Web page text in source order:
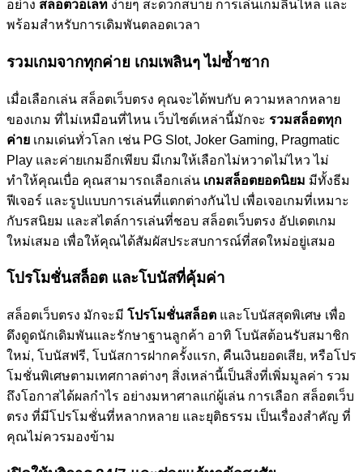
อย่าง สล็อตวอเลท ง่ายๆ สะดวกสบาย การเล่นเกมลื่นไหล และ
พร้อมสำหรับการเดิมพันตลอดเวลา
รวมเกมจากทุกค่าย เกมเพลินๆ ไม่ซ้ำซาก
เมื่อเลือกเล่น สล็อตเว็บตรง คุณจะได้พบกับ ความหลากหลาย
ของเกม ที่ไม่เหมือนที่ไหน เว็บไซต์เหล่านี้มักจะ รวมสล็อตทุก
ค่าย เกมเด่นทั่วโลก เช่น PG Slot, Joker Gaming, Pragmatic
Play และค่ายเกมอีกเพียบ มีเกมให้เลือกไม่หวาดไม่ไหว ไม่
ทำให้คุณเบื่อ คุณสามารถเลือกเล่น เกมสล็อตยอดนิยม มีทั้งธีม
ฟีเจอร์ และรูปแบบการเล่นที่แตกต่างกันไป เพื่อเจอเกมที่เหมาะ
กับรสนิยม และสไตล์การเล่นที่ชอบ สล็อตเว็บตรง อัปเดตเกม
ใหม่เสมอ เพื่อให้คุณได้สัมผัสประสบการณ์ที่สดใหม่อยู่เสมอ
โปรโมชั่นสล็อต และโบนัสที่คุ้มค่า
สล็อตเว็บตรง มักจะมี โปรโมชั่นสล็อต และโบนัสสุดพิเศษ เพื่อ
ดึงดูดนักเดิมพันและรักษาฐานลูกค้า อาทิ โบนัสต้อนรับสมาชิก
ใหม่, โบนัสฟรี, โบนัสการฝากครั้งแรก, คืนเงินยอดเสีย, หรือโปร
โมชั่นพิเศษตามเทศกาลต่างๆ สิ่งเหล่านี้เป็นสิ่งที่เพิ่มมูลค่า รวม
ถึงโอกาสได้ผลกำไร อย่างมหาศาลแก่ผู้เล่น การเลือก สล็อตเว็บ
ตรง ที่มีโปรโมชั่นที่หลากหลาย และยุติธรรม เป็นเรื่องสำคัญ ที่
คุณไม่ควรมองข้าม